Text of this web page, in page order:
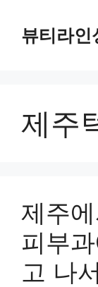
뷰티라인
제주
제주
피부
고 나서